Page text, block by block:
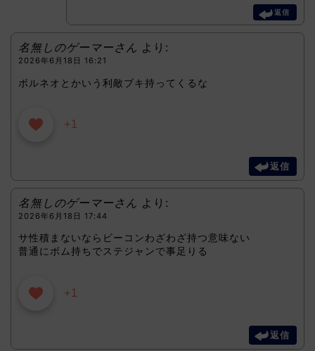
返信
名無しのゲーマーさん より:
2026年6月18日 16:21
ボルネオとかいう利敵ブキ持ってくるな
+1
返信
名無しのゲーマーさん より:
2026年6月18日 17:44
サ性積まないならビーコンわざわざ持つ意味ない
普通にボム持ちでステジャンで事足りる
+1
返信